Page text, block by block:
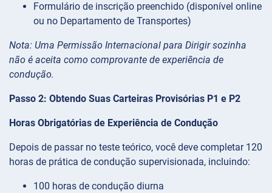
Formulário de inscrição preenchido (disponível online
ou no Departamento de Transportes)
Nota: Uma Permissão Internacional para Dirigir sozinha
não é aceita como comprovante de experiência de
condução.
Passo 2: Obtendo Suas Carteiras Provisórias P1 e P2
Horas Obrigatórias de Experiência de Condução
Depois de passar no teste teórico, você deve completar 120
horas de prática de condução supervisionada, incluindo:
100 horas de condução diurna